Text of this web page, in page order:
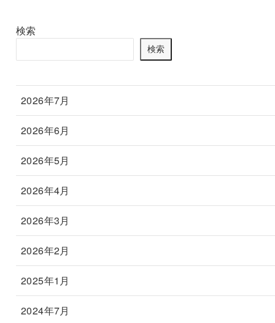
検索
検索
2026年7月
2026年6月
2026年5月
2026年4月
2026年3月
2026年2月
2025年1月
2024年7月